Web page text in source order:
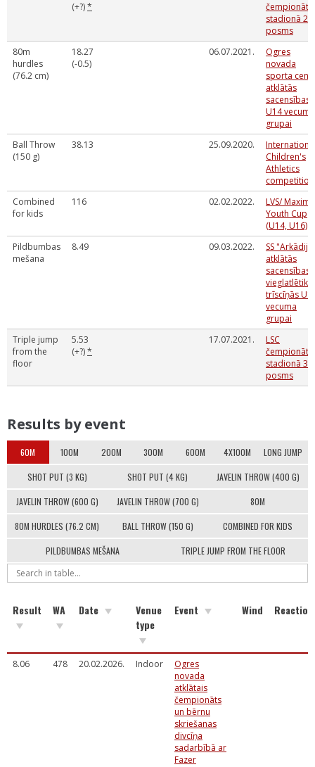
(+?)*
čempionāts
stadionā 2.
posms
80m
hurdles
(76.2 cm)
18.27
(-0.5)
06.07.2021.
Ogres
novada
sporta
atklātās
sacensības
U14 vecuma
grupai
Ball Throw
(150 g)
38.13 25.09.2020.
Children's
Athletics
competition
Combined
for kids
116 02.02.2022.
LVS/ Maxima
Youth Cup
(U14, U16)
Pildbumbas
mešana
8.49 09.03.2022.
SS
atklātās
sacensības
trīscīņās
vecuma
grupai
Triple jump
from the
floor
5.53
(+?)*
17.07.2021.
LSC
čempionāts
stadionā 3.
posms
Results by event
60M 100M 200M 300M 600M 4X100M LONG JUMP
SHOT PUT (3 KG) SHOT PUT (4 KG) JAVELIN THROW (400 G)
JAVELIN THROW (600 G) JAVELIN THROW (700 G) 80M
80M HURDLES (76.2 CM) BALL THROW (150 G) COMBINED FOR KIDS
PILDBUMBAS MEŠANA TRIPLE JUMP FROM THE FLOOR
Result WA Date
Venue
type
Event Wind Reaction
8.06 478 20.02.2026. Indoor
Ogres
novada
atklātais
čempionāts
un bērnu
skriešanas
divcīņa
sadarbībā ar
Fazer